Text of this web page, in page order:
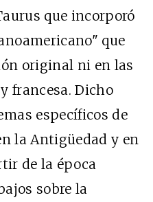
que incorporó
que
original ni en las
francesa. Dicho
específicos de
la Antigüedad y en
de la época
sobre la